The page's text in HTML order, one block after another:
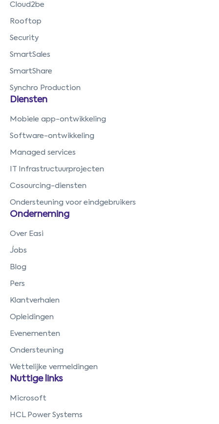
Cloud2be
Rooftop
Security
SmartSales
SmartShare
Synchro Production
Diensten
Mobiele app-ontwikkeling
Software-ontwikkeling
Managed services
IT Infrastructuurprojecten
Cosourcing-diensten
Ondersteuning voor eindgebruikers
Onderneming
Over Easi
Jobs
Blog
Pers
Klantverhalen
Opleidingen
Evenementen
Ondersteuning
Wettelijke vermeldingen
Nuttige links
Microsoft
HCL Power Systems